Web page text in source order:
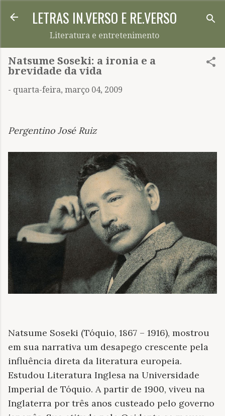
Pular para o conteúdo principal
LETRAS IN.VERSO E RE.VERSO
Literatura e entretenimento
Natsume Soseki: a ironia e a
brevidade da vida
- quarta-feira, março 04, 2009
Pergentino José Ruiz
Natsume Soseki (Tóquio, 1867 – 1916), mostrou
em sua narrativa um desapego crescente pela
influência direta da literatura europeia.
Estudou Literatura Inglesa na Universidade
Imperial de Tóquio. A partir de 1900, viveu na
Inglaterra por três anos custeado pelo governo